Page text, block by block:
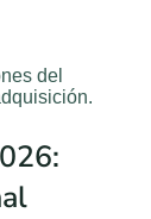
del